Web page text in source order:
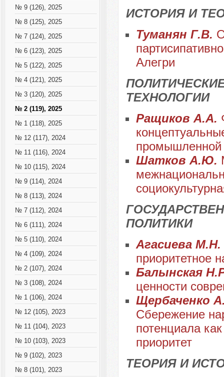
№ 9 (126), 2025
№ 8 (125), 2025
№ 7 (124), 2025
№ 6 (123), 2025
№ 5 (122), 2025
№ 4 (121), 2025
№ 3 (120), 2025
№ 2 (119), 2025
№ 1 (118), 2025
№ 12 (117), 2024
№ 11 (116), 2024
№ 10 (115), 2024
№ 9 (114), 2024
№ 8 (113), 2024
№ 7 (112), 2024
№ 6 (111), 2024
№ 5 (110), 2024
№ 4 (109), 2024
№ 2 (107), 2024
№ 3 (108), 2024
№ 1 (106), 2024
№ 12 (105), 2023
№ 11 (104), 2023
№ 10 (103), 2023
№ 9 (102), 2023
№ 8 (101), 2023
ИСТОРИЯ И
Туманян Г.В.
Алегри
ТЕХНОЛОГИИ
Ращиков А.А.
промышленной
Шатков А.Ю.
ПОЛИТИКИ
Агасиева М.Н.
приоритетное
Балынская
ценности
Щербаченко
Сбережение
потенциала
приоритет
ТЕОРИЯ И